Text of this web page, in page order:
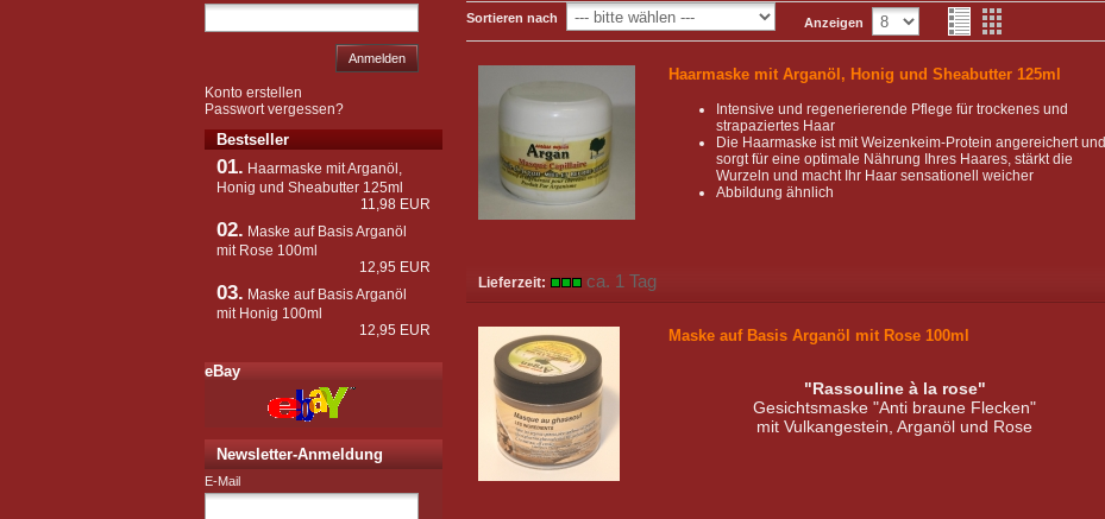
Sortieren nach Anzeigen
Haarmaske mit Arganöl, Honig und Sheabutter 125ml
Intensive und regenerierende Pflege für trockenes und
strapaziertes Haar
Die Haarmaske ist mit Weizenkeim-Protein angereichert und
sorgt für eine optimale Nährung Ihres Haares, stärkt die
Wurzeln und macht Ihr Haar sensationell weicher
Abbildung ähnlich
Lieferzeit: ca. 1 Tag
Maske auf Basis Arganöl mit Rose 100ml
"Rassouline à la rose"
Gesichtsmaske "Anti braune Flecken"
mit Vulkangestein, Arganöl und Rose
Anmelden
Konto erstellen
Passwort vergessen?
Bestseller
01. Haarmaske mit Arganöl,
Honig und Sheabutter 125ml
11,98 EUR
02. Maske auf Basis Arganöl
mit Rose 100ml
12,95 EUR
03. Maske auf Basis Arganöl
mit Honig 100ml
12,95 EUR
eBay
Newsletter-Anmeldung
E-Mail